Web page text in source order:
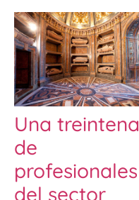
Una treintena
de
profesionales
del sector